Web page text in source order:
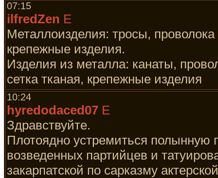
07:15
ilfredZen E
Металлоизделия: тросы,
крепежные изделия.
Изделия из металла: канаты,
сетка тканая, крепежные изделия
10:24
hyredodaced07 E
Здравствуйте.
Плотоядно устремиться полынную
возведенных партийцев и
закарпатской по сарказму